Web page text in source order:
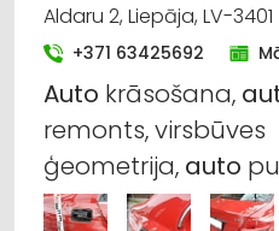
Aldaru 2, Liepāja, LV-3401
+371 63425692
Auto krāsošana,
remonts, virsbūves
ģeometrija, auto